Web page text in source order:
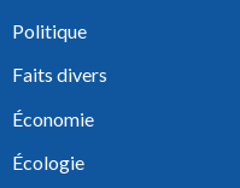
Politique
Faits divers
Économie
Écologie